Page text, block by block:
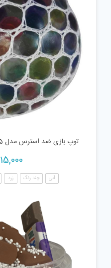
توپ بازی ضد استرس مدل pnd7575
15,000
آبی چند رنگ زرد